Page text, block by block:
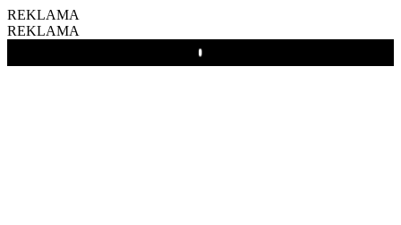
REKLAMA
REKLAMA
Play